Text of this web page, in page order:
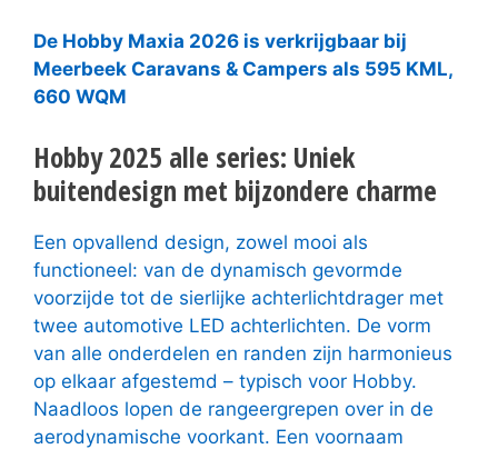
De Hobby Maxia 2026 is verkrijgbaar bij
Meerbeek Caravans & Campers als 595 KML,
660 WQM
Hobby 2025 alle series: Uniek
buitendesign met bijzondere charme
Een opvallend design, zowel mooi als
functioneel: van de dynamisch gevormde
voorzijde tot de sierlijke achterlichtdrager met
twee automotive LED achterlichten. De vorm
van alle onderdelen en randen zijn harmonieus
op elkaar afgestemd – typisch voor Hobby.
Naadloos lopen de rangeergrepen over in de
aerodynamische voorkant. Een voornaam